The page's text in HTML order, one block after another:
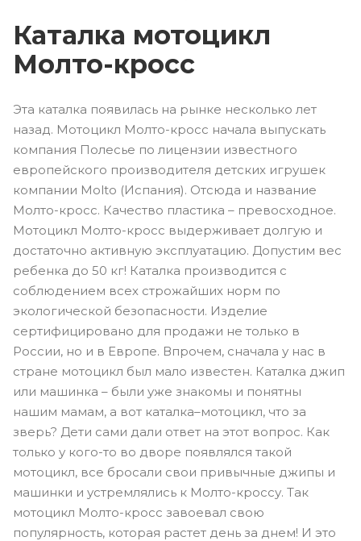
Каталка мотоцикл
Молто-кросс
Эта каталка появилась на рынке несколько лет
назад. Мотоцикл Молто-кросс начала выпускать
компания Полесье по лицензии известного
европейского производителя детских игрушек
компании Molto (Испания). Отсюда и название
Молто-кросс. Качество пластика – превосходное.
Мотоцикл Молто-кросс выдерживает долгую и
достаточно активную эксплуатацию. Допустим вес
ребенка до 50 кг! Каталка производится с
соблюдением всех строжайших норм по
экологической безопасности. Изделие
сертифицировано для продажи не только в
России, но и в Европе. Впрочем, сначала у нас в
стране мотоцикл был мало известен. Каталка джип
или машинка – были уже знакомы и понятны
нашим мамам, а вот каталка–мотоцикл, что за
зверь? Дети сами дали ответ на этот вопрос. Как
только у кого-то во дворе появлялся такой
мотоцикл, все бросали свои привычные джипы и
машинки и устремлялись к Молто-кроссу. Так
мотоцикл Молто-кросс завоевал свою
популярность, которая растет день за днем! И это